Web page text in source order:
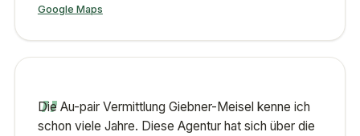
Google Maps
„
Die Au-pair Vermittlung Giebner-Meisel kenne ich
schon viele Jahre. Diese Agentur hat sich über die